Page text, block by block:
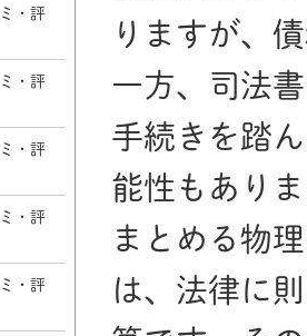
りますが、
一方、司法
手続きを踏
能性もあり
まとめる物
は、法律に
・評
・評
・評
・評
・評